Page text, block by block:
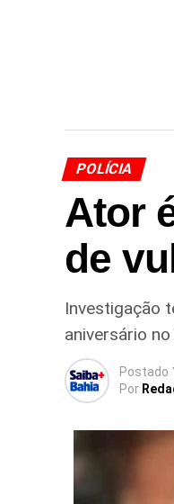
POLÍCIA
Ator
de
Investigação
aniversário
Postado
Por